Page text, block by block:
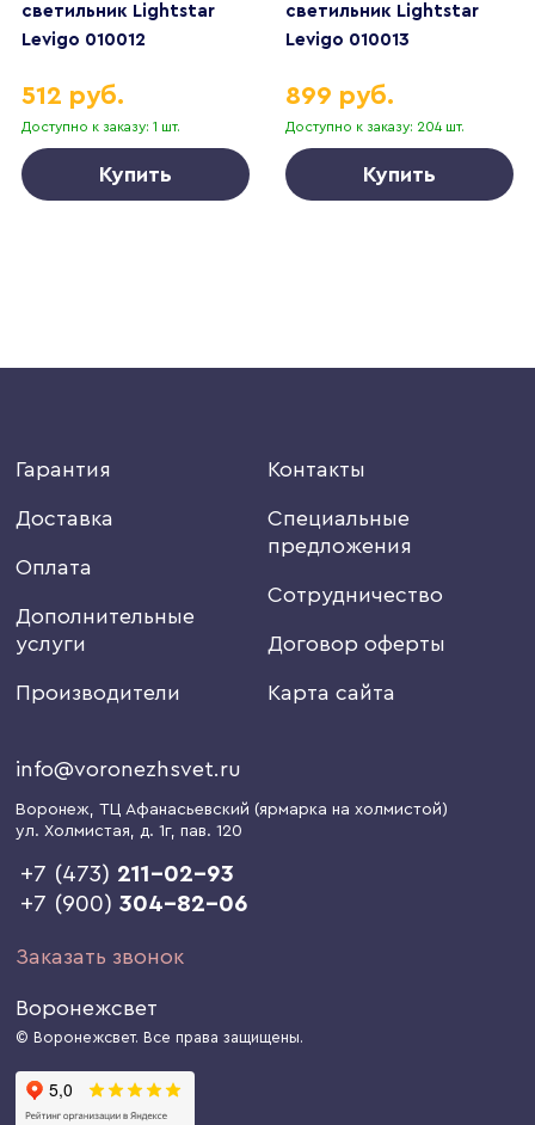
светильник Lightstar
Levigo 010012
Доступно к заказу: 1 шт.
512 руб.
Купить
светильник Lightstar
Levigo 010013
Доступно к заказу: 204 шт.
899 руб.
Купить
Гарантия
Доставка
Оплата
Дополнительные
услуги
Производители
Контакты
Специальные
предложения
Сотрудничество
Договор оферты
Карта сайта
info@voronezhsvet.ru
Воронеж, ТЦ Афанасьевский (ярмарка на холмистой)
ул. Холмистая, д. 1г, пав. 120
+7 (473) 211-02-93
+7 (900)304-82-06
Заказать звонок
Воронежсвет
© Воронежсвет. Все права защищены.